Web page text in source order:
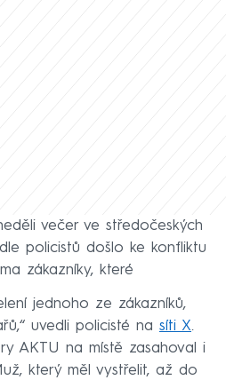
večer ve středočeských
policistů došlo ke konfliktu
zákazníky, které
jednoho ze zákazníků,
uvedli policisté na síti X.
AKTU na místě zasahoval i
který měl vystřelit, až do